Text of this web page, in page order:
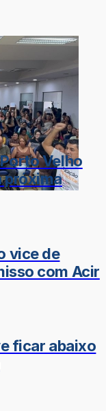
Velho
próxima
vice de
com Acir
ficar abaixo